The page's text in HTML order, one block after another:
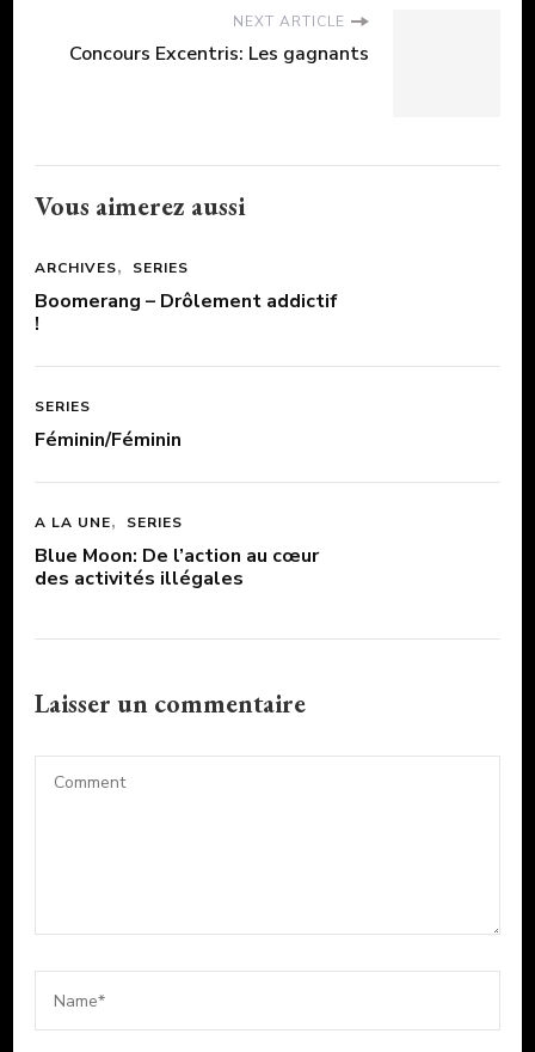
NEXT ARTICLE
Concours Excentris: Les gagnants
Vous aimerez aussi
ARCHIVES SERIES
Boomerang – Drôlement addictif
!
SERIES
Féminin/Féminin
A LA UNE SERIES
Blue Moon: De l’action au cœur
des activités illégales
Laisser un commentaire